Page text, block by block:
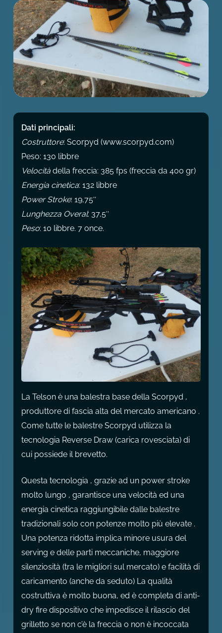
Dati principali:
Costruttore: Scorpyd (www.scorpyd.com)
Peso: 130 libbre
Velocitàdella freccia: 385 fps (freccia da 400 gr)
Energia cinetica: 132 libbre
Power Stroke: 19,75″
Lunghezza Overal: 37,5″
Peso: 10 libbre. 7 once.
La Telson è una balestra base della Scorpyd ,
produttore di fascia alta del mercato americano .
Come tutte le balestre Scorpyd utilizza la
tecnologia Reverse Draw (carica rovesciata) di
cui possiede il brevetto.
Questa tecnologia , grazie ad un power stroke
molto lungo , garantisce una velocità ed una
energia cinetica raggiungibile dalle balestre
tradizionali solo con potenze molto più elevate .
Una potenza ridotta implica minore usura del
serving e delle parti meccaniche, maggiore
silenziosità (tra le migliori sul mercato) e facilità di
caricamento (anche da seduto) La qualità
costruttiva è molto buona, ed è completa di anti-
dry fire dispositivo che impedisce il rilascio del
grilletto se non c’è la freccia o non è incoccata